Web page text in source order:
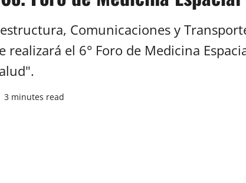
Comunicaciones y
realizará el 6° Foro de Medicina
3 minutes read